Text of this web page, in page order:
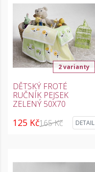
2 varianty
DĚTSKÝ FROTÉ
RUČNÍK PEJSEK
ZELENÝ 50X70
125 Kč165 Kč DETAIL